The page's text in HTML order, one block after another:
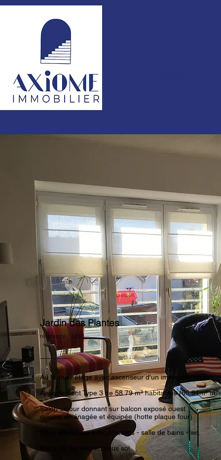
Jardin des Plantes
référence : 1250
Au dernier étage avec ascenseur d'un immeuble récent
Appartement Type 3 de 58.79 m² habitables (60.84m²
Salon-séjour donnant sur balcon exposé ouest
cuisine aménagée et équipée (hotte plaque four)
Deux chambres avec placards - salle de bains - wc.
Place de parking en sous sol.